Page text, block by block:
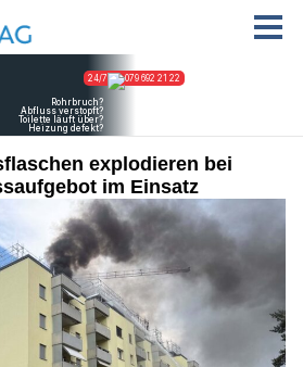
explodieren bei
im Einsatz